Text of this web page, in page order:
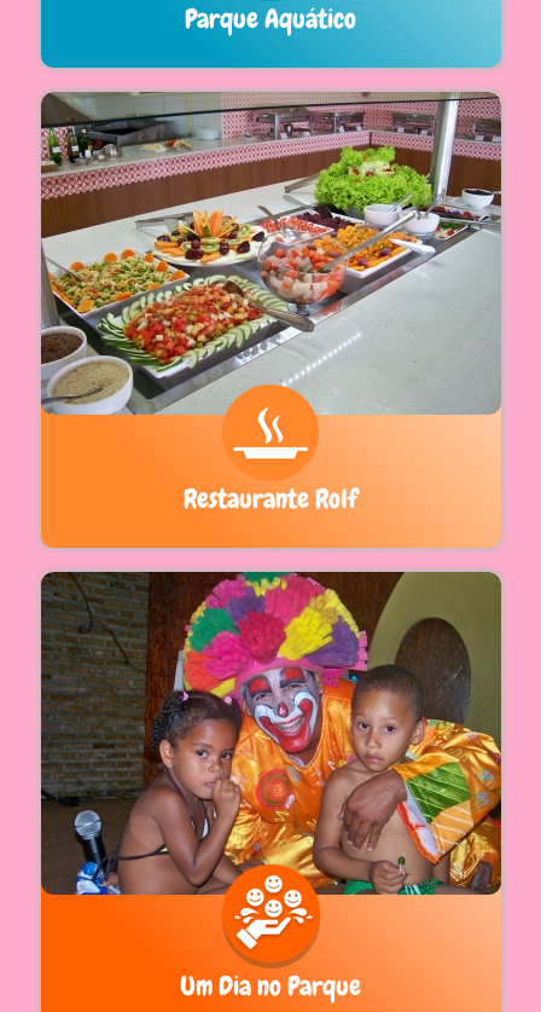
Parque Aquático
Restaurante Rolf
Um Dia no Parque